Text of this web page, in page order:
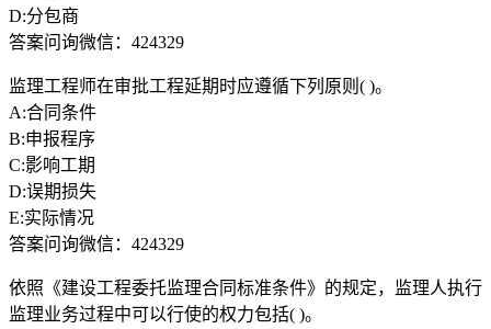
D:分包商
答案问询微信：424329
监理工程师在审批工程延期时应遵循下列原则( )。
A:合同条件
B:申报程序
C:影响工期
D:误期损失
E:实际情况
答案问询微信：424329
依照《建设工程委托监理合同标准条件》的规定，监理人执行
监理业务过程中可以行使的权力包括( )。